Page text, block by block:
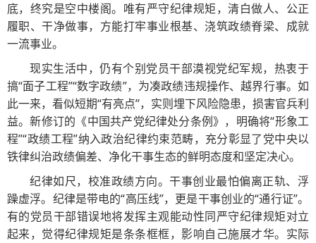
底，终究是空中楼阁。唯有严守纪律规矩，清白做人、公正
履职、干净做事，方能打牢事业根基、浇筑政绩脊梁、成就
一流事业。
现实生活中，仍有个别党员干部漠视党纪军规，热衷于
搞“面子工程”“数字政绩”，为凑政绩违规操作、越界行事。如
此一来，看似短期“有亮点”，实则埋下风险隐患，损害官兵利
益。新修订的《中国共产党纪律处分条例》，明确将“形象工
程”“政绩工程”纳入政治纪律约束范畴，充分彰显了党中央以
铁律纠治政绩偏差、净化干事生态的鲜明态度和坚定决心。
纪律如尺，校准政绩方向。干事创业最怕偏离正轨、浮
躁虚浮。纪律是带电的“高压线”，更是干事创业的“通行证”。
有的党员干部错误地将发挥主观能动性同严守纪律规矩对立
起来，觉得纪律规矩是条条框框，影响自己施展才华。实际